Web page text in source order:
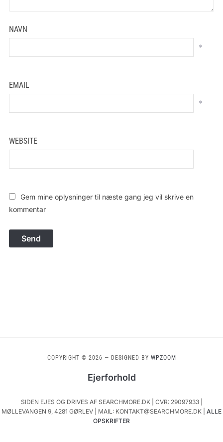
NAVN
*
EMAIL
*
WEBSITE
Gem mine oplysninger til næste gang jeg vil skrive en
kommentar
COPYRIGHT © 2026 — DESIGNED BY WPZOOM
Ejerforhold
SIDEN EJES OG DRIVES AF SEARCHMORE.DK | CVR: 29097933 |
MØLLEVANGEN 9, 4281 GØRLEV | MAIL: KONTAKT@SEARCHMORE.DK | ALLE
OPSKRIFTER